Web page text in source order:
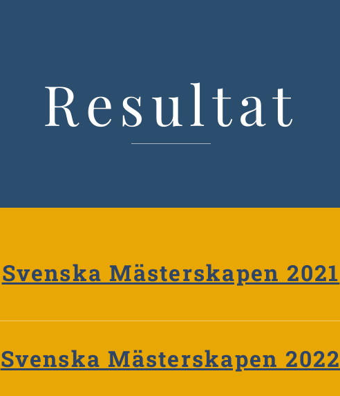
Resultat
Svenska Mästerskapen 2021
Svenska Mästerskapen 2022